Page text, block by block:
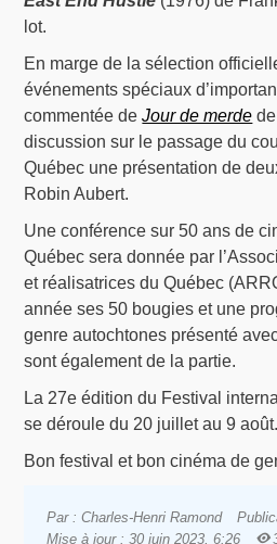
lot.
En marge de la sélection
événements spéciaux
commentée deJour de merde
discussion sur le passage du
Québec une présentation de
Robin Aubert.
Une conférence sur 50 ans de
Québec sera donnée par
et réalisatrices du Québec
année ses 50 bougies et une
genre autochtones présenté
sont également de la partie.
La 27e édition du Festival
se déroule du 20 juillet au 9 août.
Bon festival et bon cinéma de
Par : Charles-Henri Ramond
Mise à jour : 30 juin 2023, 6:26